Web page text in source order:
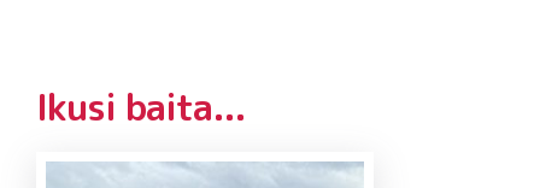
Ikusi baita...